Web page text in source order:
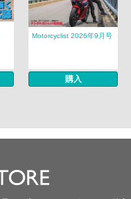
Motorcyclist 2026年9月号
購入